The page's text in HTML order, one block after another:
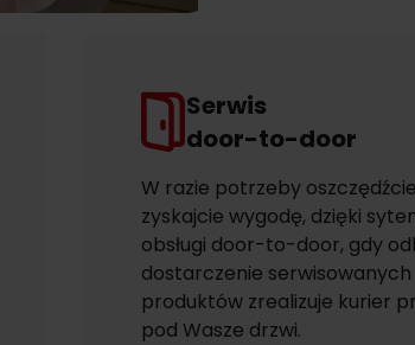
Serwis
door-to-door
W razie potrzeby
zyskajcie wygodę, dzięki
obsługi door-to-door, gdy
dostarczenie serwisowanych
produktów zrealizuje kurier
pod Wasze drzwi.